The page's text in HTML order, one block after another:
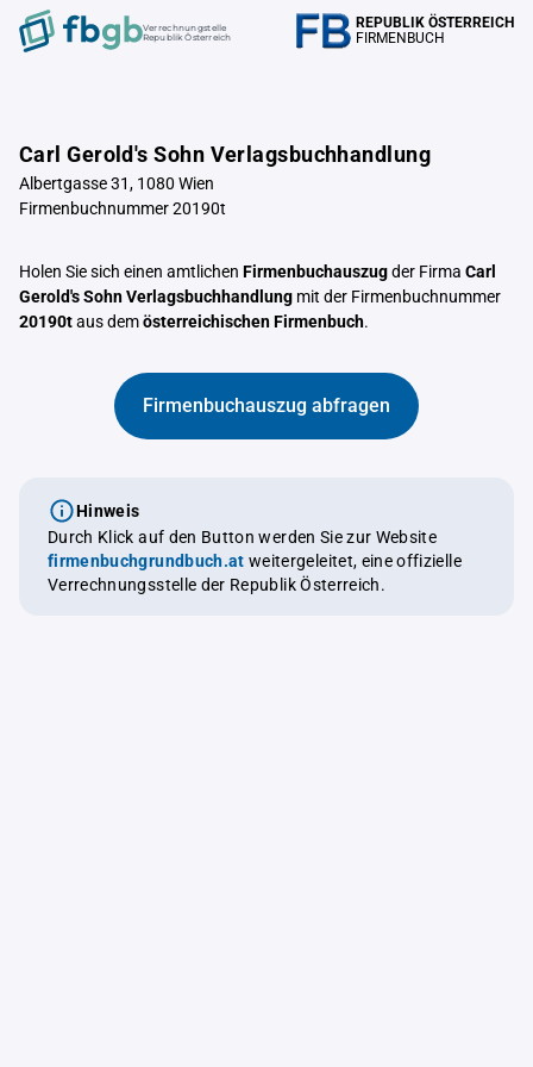
Verrechnungstelle
Republik Österreich
REPUBLIK ÖSTERREICH
FIRMENBUCH
Carl Gerold's Sohn Verlagsbuchhandlung
Albertgasse 31, 1080 Wien
Firmenbuchnummer 20190t
Holen Sie sich einen amtlichen Firmenbuchauszugder Firma Carl
Gerold's Sohn Verlagsbuchhandlung mit der Firmenbuchnummer
20190taus demösterreichischen Firmenbuch.
Firmenbuchauszug abfragen
Hinweis
Durch Klick auf den Button werden Sie zur Website
firmenbuchgrundbuch.at weitergeleitet, eine offizielle
Verrechnungsstelle der Republik Österreich.